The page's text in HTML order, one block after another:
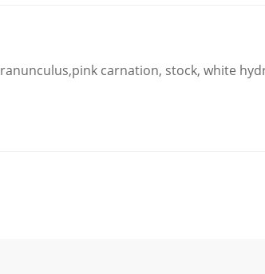
carnation, stock, white